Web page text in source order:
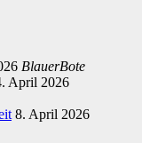
BlauerBote
April 2026
8. April 2026